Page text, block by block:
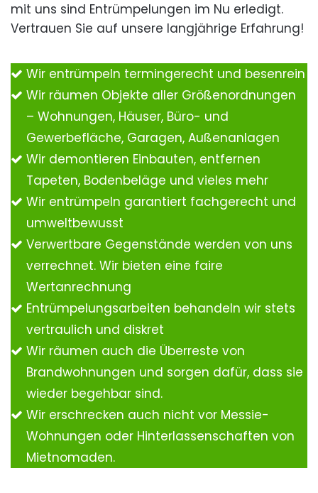
mit uns sind Entrümpelungen im Nu erledigt.
Vertrauen Sie auf unsere langjährige Erfahrung!
Wir entrümpeln termingerecht und besenrein
Wir räumen Objekte aller Größenordnungen
– Wohnungen, Häuser, Büro- und
Gewerbefläche, Garagen, Außenanlagen
Wir demontieren Einbauten, entfernen
Tapeten, Bodenbeläge und vieles mehr
Wir entrümpeln garantiert fachgerecht und
umweltbewusst
Verwertbare Gegenstände werden von uns
verrechnet. Wir bieten eine faire
Wertanrechnung
Entrümpelungsarbeiten behandeln wir stets
vertraulich und diskret
Wir räumen auch die Überreste von
Brandwohnungen und sorgen dafür, dass sie
wieder begehbar sind.
Wir erschrecken auch nicht vor Messie-
Wohnungen oder Hinterlassenschaften von
Mietnomaden.